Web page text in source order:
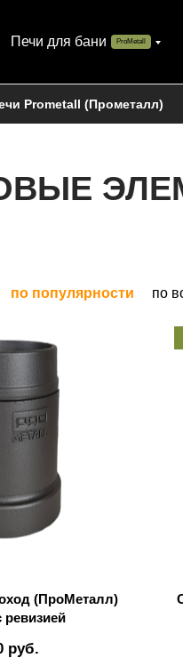
Печи для бани ProMetall
Prometall (Прометалл)
по популярности по
(ПроМеталл)
ревизией
руб.